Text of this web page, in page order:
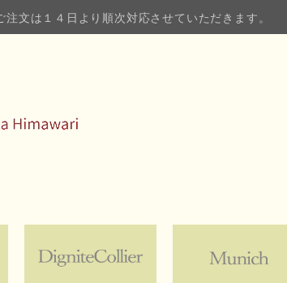
文は１４日より順次対応させていただきます。